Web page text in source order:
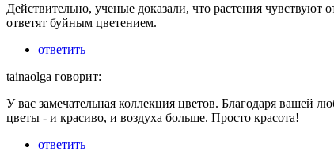
Действительно, ученые доказали, что растения
ответят буйным цветением.
ответить
tainaolga говорит:
У вас замечательная коллекция цветов. Благодаря вашей
цветы - и красиво, и воздуха больше. Просто красота!
ответить